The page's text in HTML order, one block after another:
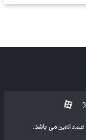
اعتماد آنلاین می باشد.